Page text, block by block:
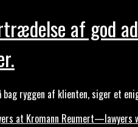
af god
ryggen af klienten, siger et
at Kromann